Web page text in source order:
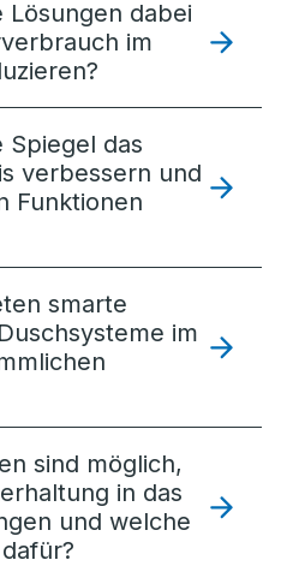
dabei
im
Spiegel das
verbessern und
Funktionen
smarte
im
sind möglich,
in das
und welche